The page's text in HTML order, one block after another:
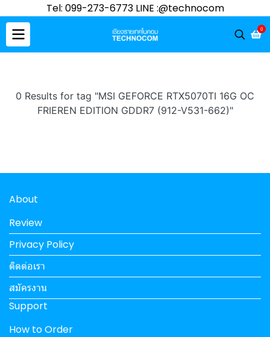
Tel: 099-273-6773 LINE :@technocom
0
0 Results for tag "MSI GEFORCE RTX5070TI 16G OC
FRIEREN EDITION GDDR7 (912-V531-662)"
About
Review
Privacy Policy
ติดต่อเรา
สมัครงาน
Support
How to Order